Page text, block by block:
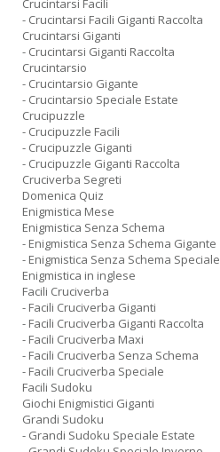
Crucintarsi Facili
- Crucintarsi Facili Giganti Raccolta
Crucintarsi Giganti
- Crucintarsi Giganti Raccolta
Crucintarsio
- Crucintarsio Gigante
- Crucintarsio Speciale Estate
Crucipuzzle
- Crucipuzzle Facili
- Crucipuzzle Giganti
- Crucipuzzle Giganti Raccolta
Cruciverba Segreti
Domenica Quiz
Enigmistica Mese
Enigmistica Senza Schema
- Enigmistica Senza Schema Gigante
- Enigmistica Senza Schema Speciale
Enigmistica in inglese
Facili Cruciverba
- Facili Cruciverba Giganti
- Facili Cruciverba Giganti Raccolta
- Facili Cruciverba Maxi
- Facili Cruciverba Senza Schema
- Facili Cruciverba Speciale
Facili Sudoku
Giochi Enigmistici Giganti
Grandi Sudoku
- Grandi Sudoku Speciale Estate